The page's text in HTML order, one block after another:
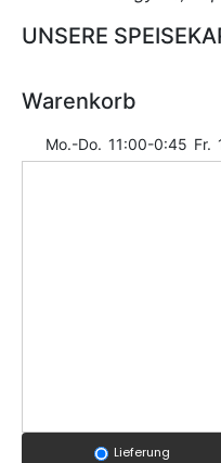
UNSERE
Warenkorb
Mo.-Do. 11:00-0:45 Fr.
Lieferung